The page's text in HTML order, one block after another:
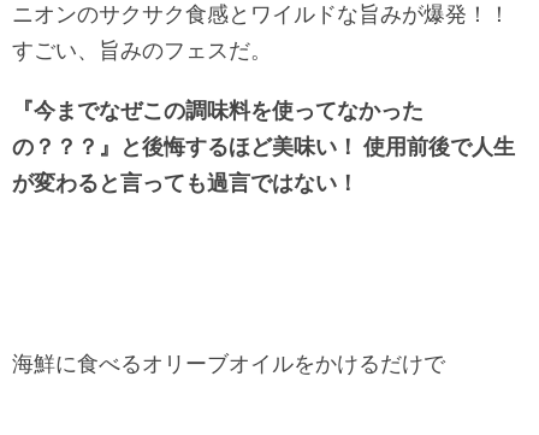
ニオンのサクサク食感とワイルドな旨みが爆発！！
すごい、旨みのフェスだ。
『今までなぜこの調味料を使ってなかった
の？？？』と後悔するほど美味い！ 使用前後で人生
が変わると言っても過言ではない！
海鮮に食べるオリーブオイルをかけるだけで